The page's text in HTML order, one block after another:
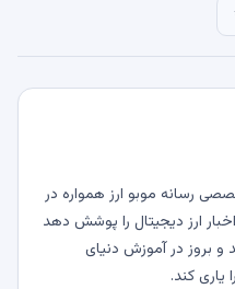
رسانه موبو ارز همواره در
ارز دیجیتال را پوشش دهد
و بروز در آموزش دنیای
یاری کند.